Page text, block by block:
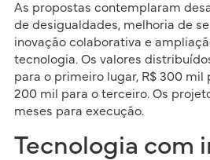
As propostas contemplaram
de desigualdades, melhoria de
inovação colaborativa e
tecnologia. Os valores
para o primeiro lugar, R$ 300 mil
200 mil para o terceiro. Os
meses para execução.
Tecnologia com